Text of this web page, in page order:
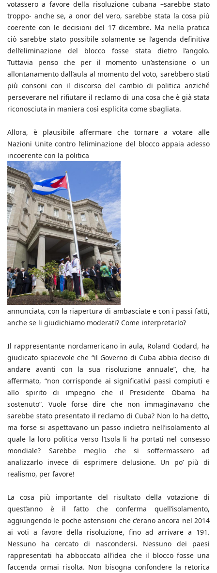
votassero a favore della risoluzione cubana –sarebbe stato
troppo- anche se, a onor del vero, sarebbe stata la cosa più
coerente con le decisioni del 17 dicembre. Ma nella pratica
ciò sarebbe stato possibile solamente se l’agenda definitiva
dell’eliminazione del blocco fosse stata dietro l’angolo.
Tuttavia penso che per il momento un’astensione o un
allontanamento dall’aula al momento del voto, sarebbero stati
più consoni con il discorso del cambio di politica anziché
perseverare nel rifiutare il reclamo di una cosa che è già stata
riconosciuta in maniera così esplicita come sbagliata.
Allora, è plausibile affermare che tornare a votare alle
Nazioni Unite contro l’eliminazione del blocco appaia adesso
incoerente con la politica
annunciata, con la riapertura di ambasciate e con i passi fatti,
anche se li giudichiamo moderati? Come interpretarlo?
Il rappresentante nordamericano in aula, Roland Godard, ha
giudicato spiacevole che “il Governo di Cuba abbia deciso di
andare avanti con la sua risoluzione annuale”, che, ha
affermato, “non corrisponde ai significativi passi compiuti e
allo spirito di impegno che il Presidente Obama ha
sostenuto”. Vuole forse dire che non immaginavano che
sarebbe stato presentato il reclamo di Cuba? Non lo ha detto,
ma forse si aspettavano un passo indietro nell’isolamento al
quale la loro politica verso l’Isola li ha portati nel consesso
mondiale? Sarebbe meglio che si soffermassero ad
analizzarlo invece di esprimere delusione. Un po’ più di
realismo, per favore!
La cosa più importante del risultato della votazione di
quest’anno è il fatto che conferma quell’isolamento,
aggiungendo le poche astensioni che c’erano ancora nel 2014
ai voti a favore della risoluzione, fino ad arrivare a 191.
Nessuno ha cercato di nascondersi. Nessuno dei paesi
rappresentati ha abboccato all’idea che il blocco fosse una
faccenda ormai risolta. Non bisogna confondere la retorica